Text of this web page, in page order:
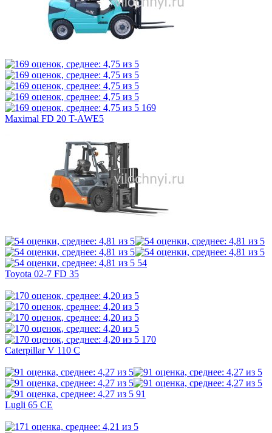
169
Maximal FD 20 T-AWE5
54
Toyota 02-7 FD 35
170
Caterpillar V 110 C
91
Lugli 65 CE